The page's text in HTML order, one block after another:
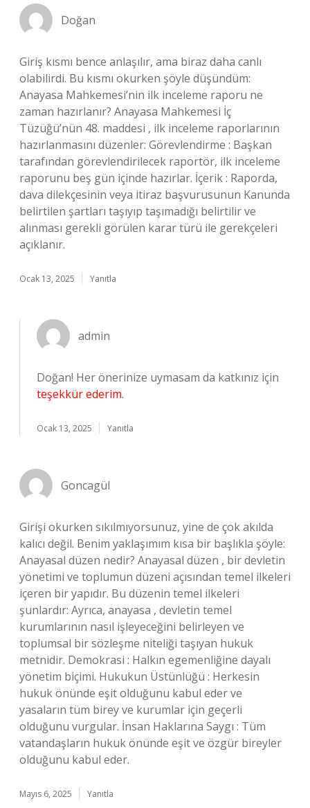
Doğan
Giriş kısmı bence anlaşılır, ama biraz daha canlı
olabilirdi. Bu kısmı okurken şöyle düşündüm:
Anayasa Mahkemesi’nin ilk inceleme raporu ne
zaman hazırlanır? Anayasa Mahkemesi İç
Tüzüğü’nün 48. maddesi , ilk inceleme raporlarının
hazırlanmasını düzenler: Görevlendirme : Başkan
tarafından görevlendirilecek raportör, ilk inceleme
raporunu beş gün içinde hazırlar. İçerik : Raporda,
dava dilekçesinin veya itiraz başvurusunun Kanunda
belirtilen şartları taşıyıp taşımadığı belirtilir ve
alınması gerekli görülen karar türü ile gerekçeleri
açıklanır.
Ocak 13, 2025 Yanıtla
admin
Doğan! Her önerinize uymasam da katkınız için
teşekkür ederim.
Ocak 13, 2025 Yanıtla
Goncagül
Girişi okurken sıkılmıyorsunuz, yine de çok akılda
kalıcı değil. Benim yaklaşımım kısa bir başlıkla şöyle:
Anayasal düzen nedir? Anayasal düzen , bir devletin
yönetimi ve toplumun düzeni açısından temel ilkeleri
içeren bir yapıdır. Bu düzenin temel ilkeleri
şunlardır: Ayrıca, anayasa , devletin temel
kurumlarının nasıl işleyeceğini belirleyen ve
toplumsal bir sözleşme niteliği taşıyan hukuk
metnidir. Demokrasi : Halkın egemenliğine dayalı
yönetim biçimi. Hukukun Üstünlüğü : Herkesin
hukuk önünde eşit olduğunu kabul eder ve
yasaların tüm birey ve kurumlar için geçerli
olduğunu vurgular. İnsan Haklarına Saygı : Tüm
vatandaşların hukuk önünde eşit ve özgür bireyler
olduğunu kabul eder.
Mayıs 6, 2025 Yanıtla